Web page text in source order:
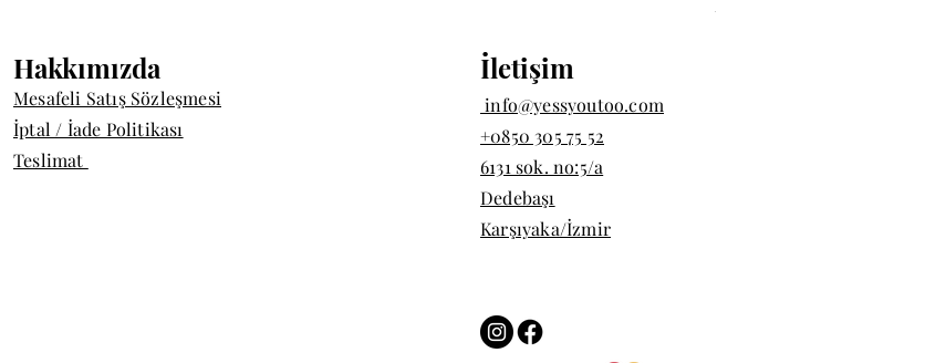
Price
TRY 1,200.00
Hakkımızda
Mesafeli Satış Sözleşmesi
İptal / İade Politikası
Teslimat
İletişim
info@yessyoutoo.com
+0850 305 75 52
6131 sok. no:5/a
Dedebaşı
Karşıyaka/İzmir